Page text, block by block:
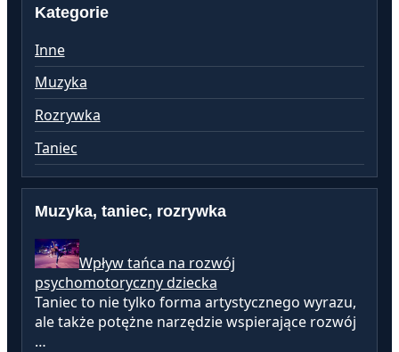
Kategorie
Inne
Muzyka
Rozrywka
Taniec
Muzyka, taniec, rozrywka
Wpływ tańca na rozwój
psychomotoryczny dziecka
Taniec to nie tylko forma artystycznego wyrazu,
ale także potężne narzędzie wspierające rozwój
…